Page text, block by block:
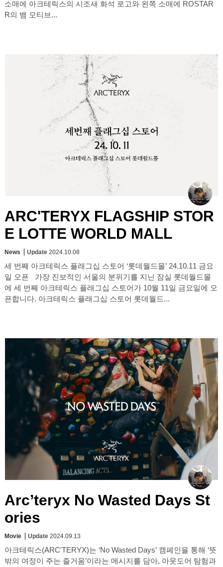
소매에 아크테릭스의 시조새 화석 로고와 왼쪽 소매에 ROSTAR
R의 뱀 모티브...
ARC'TERYX FLAGSHIP STOR
E LOTTE WORLD MALL
News Update 2024.10.08
세 번째 아크테릭스 플래그십 스토어 ‘롯데월드몰’ 24.10.11 금요
일 오픈 가장 진보적인 서울의 분위기를 지닌 잠실 롯데월드몰
에 세 번째 아크테릭스 플래그십 스토어가 10월 11일 금요일에 오
픈합니다. 아크테릭스 플래그십 스토어 롯데월드...
Arc’teryx No Wasted Days St
ories
Movie Update 2024.09.13
아크테릭스(ARC'TERYX)는 ‘No Wasted Days’ 캠페인을 통해 ‘뜻
밖의 여정이 주는 즐거움’이라는 메시지를 담아, 아웃도어 탐험과